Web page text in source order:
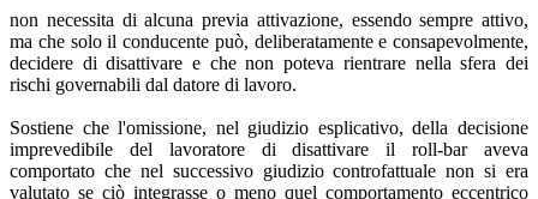
non necessita di alcuna previa attivazione, essendo sempre attivo,
ma che solo il conducente può, deliberatamente e consapevolmente,
decidere di disattivare e che non poteva rientrare nella sfera dei
rischi governabili dal datore di lavoro.
Sostiene che l'omissione, nel giudizio esplicativo, della decisione
imprevedibile del lavoratore di disattivare il roll-bar aveva
comportato che nel successivo giudizio controfattuale non si era
valutato se ciò integrasse o meno quel comportamento eccentrico